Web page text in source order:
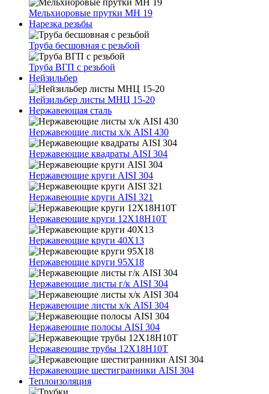
Мельхиоровые прутки МН 19
Нарезка резьбы
Труба бесшовная с резьбой
Труба ВГП с резьбой
Нейзильбер
Нейзильбер листы МНЦ 15-20
Нержавеющая сталь
Нержавеющие листы х/к AISI 430
Нержавеющие квадраты AISI 304
Нержавеющие круги AISI 304
Нержавеющие круги AISI 321
Нержавеющие круги 12Х18Н10Т
Нержавеющие круги 40Х13
Нержавеющие круги 95Х18
Нержавеющие листы г/к AISI 304
Нержавеющие листы х/к AISI 304
Нержавеющие полосы AISI 304
Нержавеющие трубы 12Х18Н10Т
Нержавеющие шестигранники AISI 304
Теплоизоляция